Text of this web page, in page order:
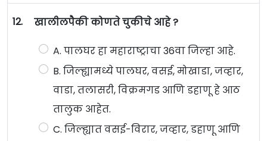
12. खालीलपैकी कोणते चुकीचे आहे ?
A. पालघर हा महाराष्ट्राचा 36वा जिल्हा आहे.
B. जिल्ह्यामध्ये पालघर, वसई, मोखाडा, जव्हार,
वाडा, तलासरी, विक्रमगड आणि डहाणू हे आठ
तालुक आहेत.
C. जिल्ह्यात वसई-विरार, जव्हार, डहाणू आणि